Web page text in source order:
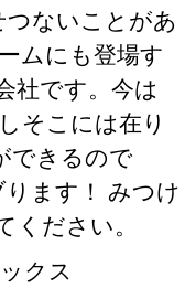
つないことがあ
ムにも登場す
社です。今は
そこには在り
できるので
ます！ みつけ
ください。
クス